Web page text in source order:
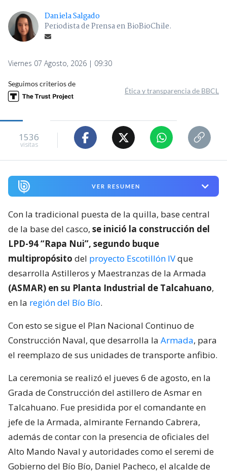
Daniela Salgado
Periodista de Prensa en BioBioChile.
Viernes 07 Agosto, 2026 | 09:30
Seguimos criterios de
Ética y transparencia de BBCL
1536
visitas
VER RESUMEN
Con la tradicional puesta de la quilla, base central
de la base del casco, se inició la construcción del
LPD-94 “Rapa Nui”, segundo buque
multipropósito del proyecto Escotillón IVque
desarrolla Astilleros y Maestranzas de la Armada
(ASMAR) en su Planta Industrial de Talcahuano,
en la región del Bío Bío.
Con esto se sigue el Plan Nacional Continuo de
Construcción Naval, que desarrolla la Armada, para
el reemplazo de sus unidades de transporte anfibio.
La ceremonia se realizó el jueves 6 de agosto, en la
Grada de Construcción del astillero de Asmar en
Talcahuano. Fue presidida por el comandante en
jefe de la Armada, almirante Fernando Cabrera,
además de contar con la presencia de oficiales del
Alto Mando Naval y autoridades como el seremi de
Gobierno del Bío Bío, Daniel Pacheco, el alcalde de